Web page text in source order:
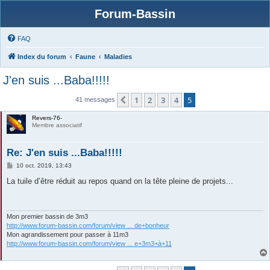
Forum-Bassin
FAQ
Index du forum Faune Maladies
J'en suis ...Baba!!!!!
41 messages Précédente
1 2 3 4 5
Revers-76-
Membre associatif
Re: J'en suis ...Baba!!!!!
M
s
10 oct. 2019, 13:43
La tuile d’être réduit au repos quand on la tête pleine de projets...
Mon premier bassin de 3m3
http://www.forum-bassin.com/forum/view ... de+bonheur
Mon agrandissement pour passer à 11m3
http://www.forum-bassin.com/forum/view ... e+3m3+à+11